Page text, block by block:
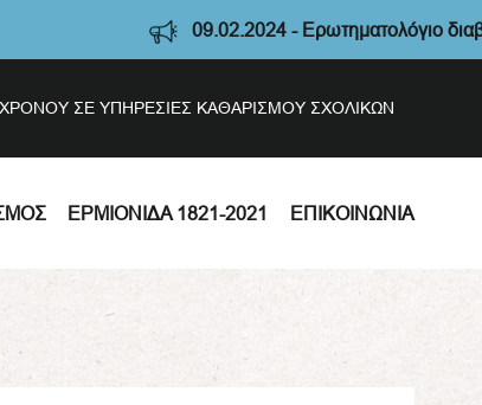
09.02.2024 - Ερωτηματολόγιο
ΣΕ ΥΠΗΡΕΣΙΕΣ ΚΑΘΑΡΙΣΜΟΥ ΣΧΟΛΙΚΩΝ
ΕΡΜΙΟΝΊΔΑ 1821-2021 ΕΠΙΚΟΙΝΩΝΊΑ